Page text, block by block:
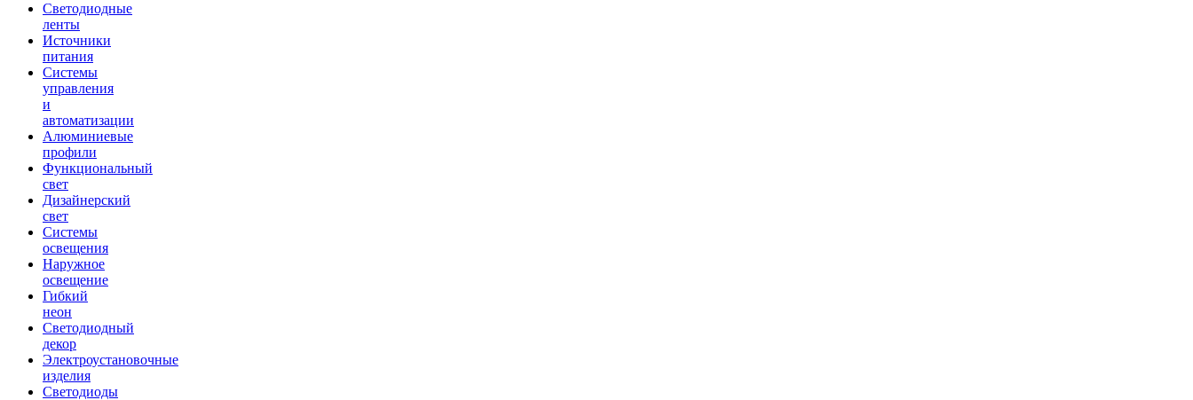
Светодиодные
ленты
Источники
питания
Системы
управления
и
автоматизации
Алюминиевые
профили
Функциональный
свет
Дизайнерский
свет
Системы
освещения
Наружное
освещение
Гибкий
неон
Светодиодный
декор
Электроустановочные
изделия
Светодиоды